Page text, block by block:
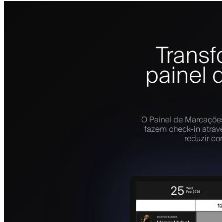
painel
O Painel de
fazem check-in
reduzir